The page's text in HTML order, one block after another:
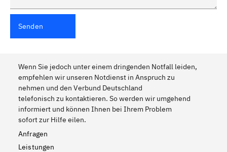
Senden
Wenn Sie jedoch unter einem dringenden Notfall leiden,
empfehlen wir unseren Notdienst in Anspruch zu
nehmen und den Verbund Deutschland
telefonisch zu kontaktieren. So werden wir umgehend
informiert und können Ihnen bei Ihrem Problem
sofort zur Hilfe eilen.
Anfragen
Leistungen